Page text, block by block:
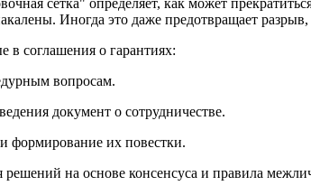
сетка" определяет, как может
Иногда это даже предотвращает разрыв,
соглашения о гарантиях:
вопросам.
документ о сотрудничестве.
формирование их повестки.
на основе консенсуса и правила